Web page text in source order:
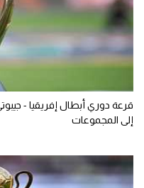
قرعة دوري أبطال إفريقيا -
إلى المجموعات